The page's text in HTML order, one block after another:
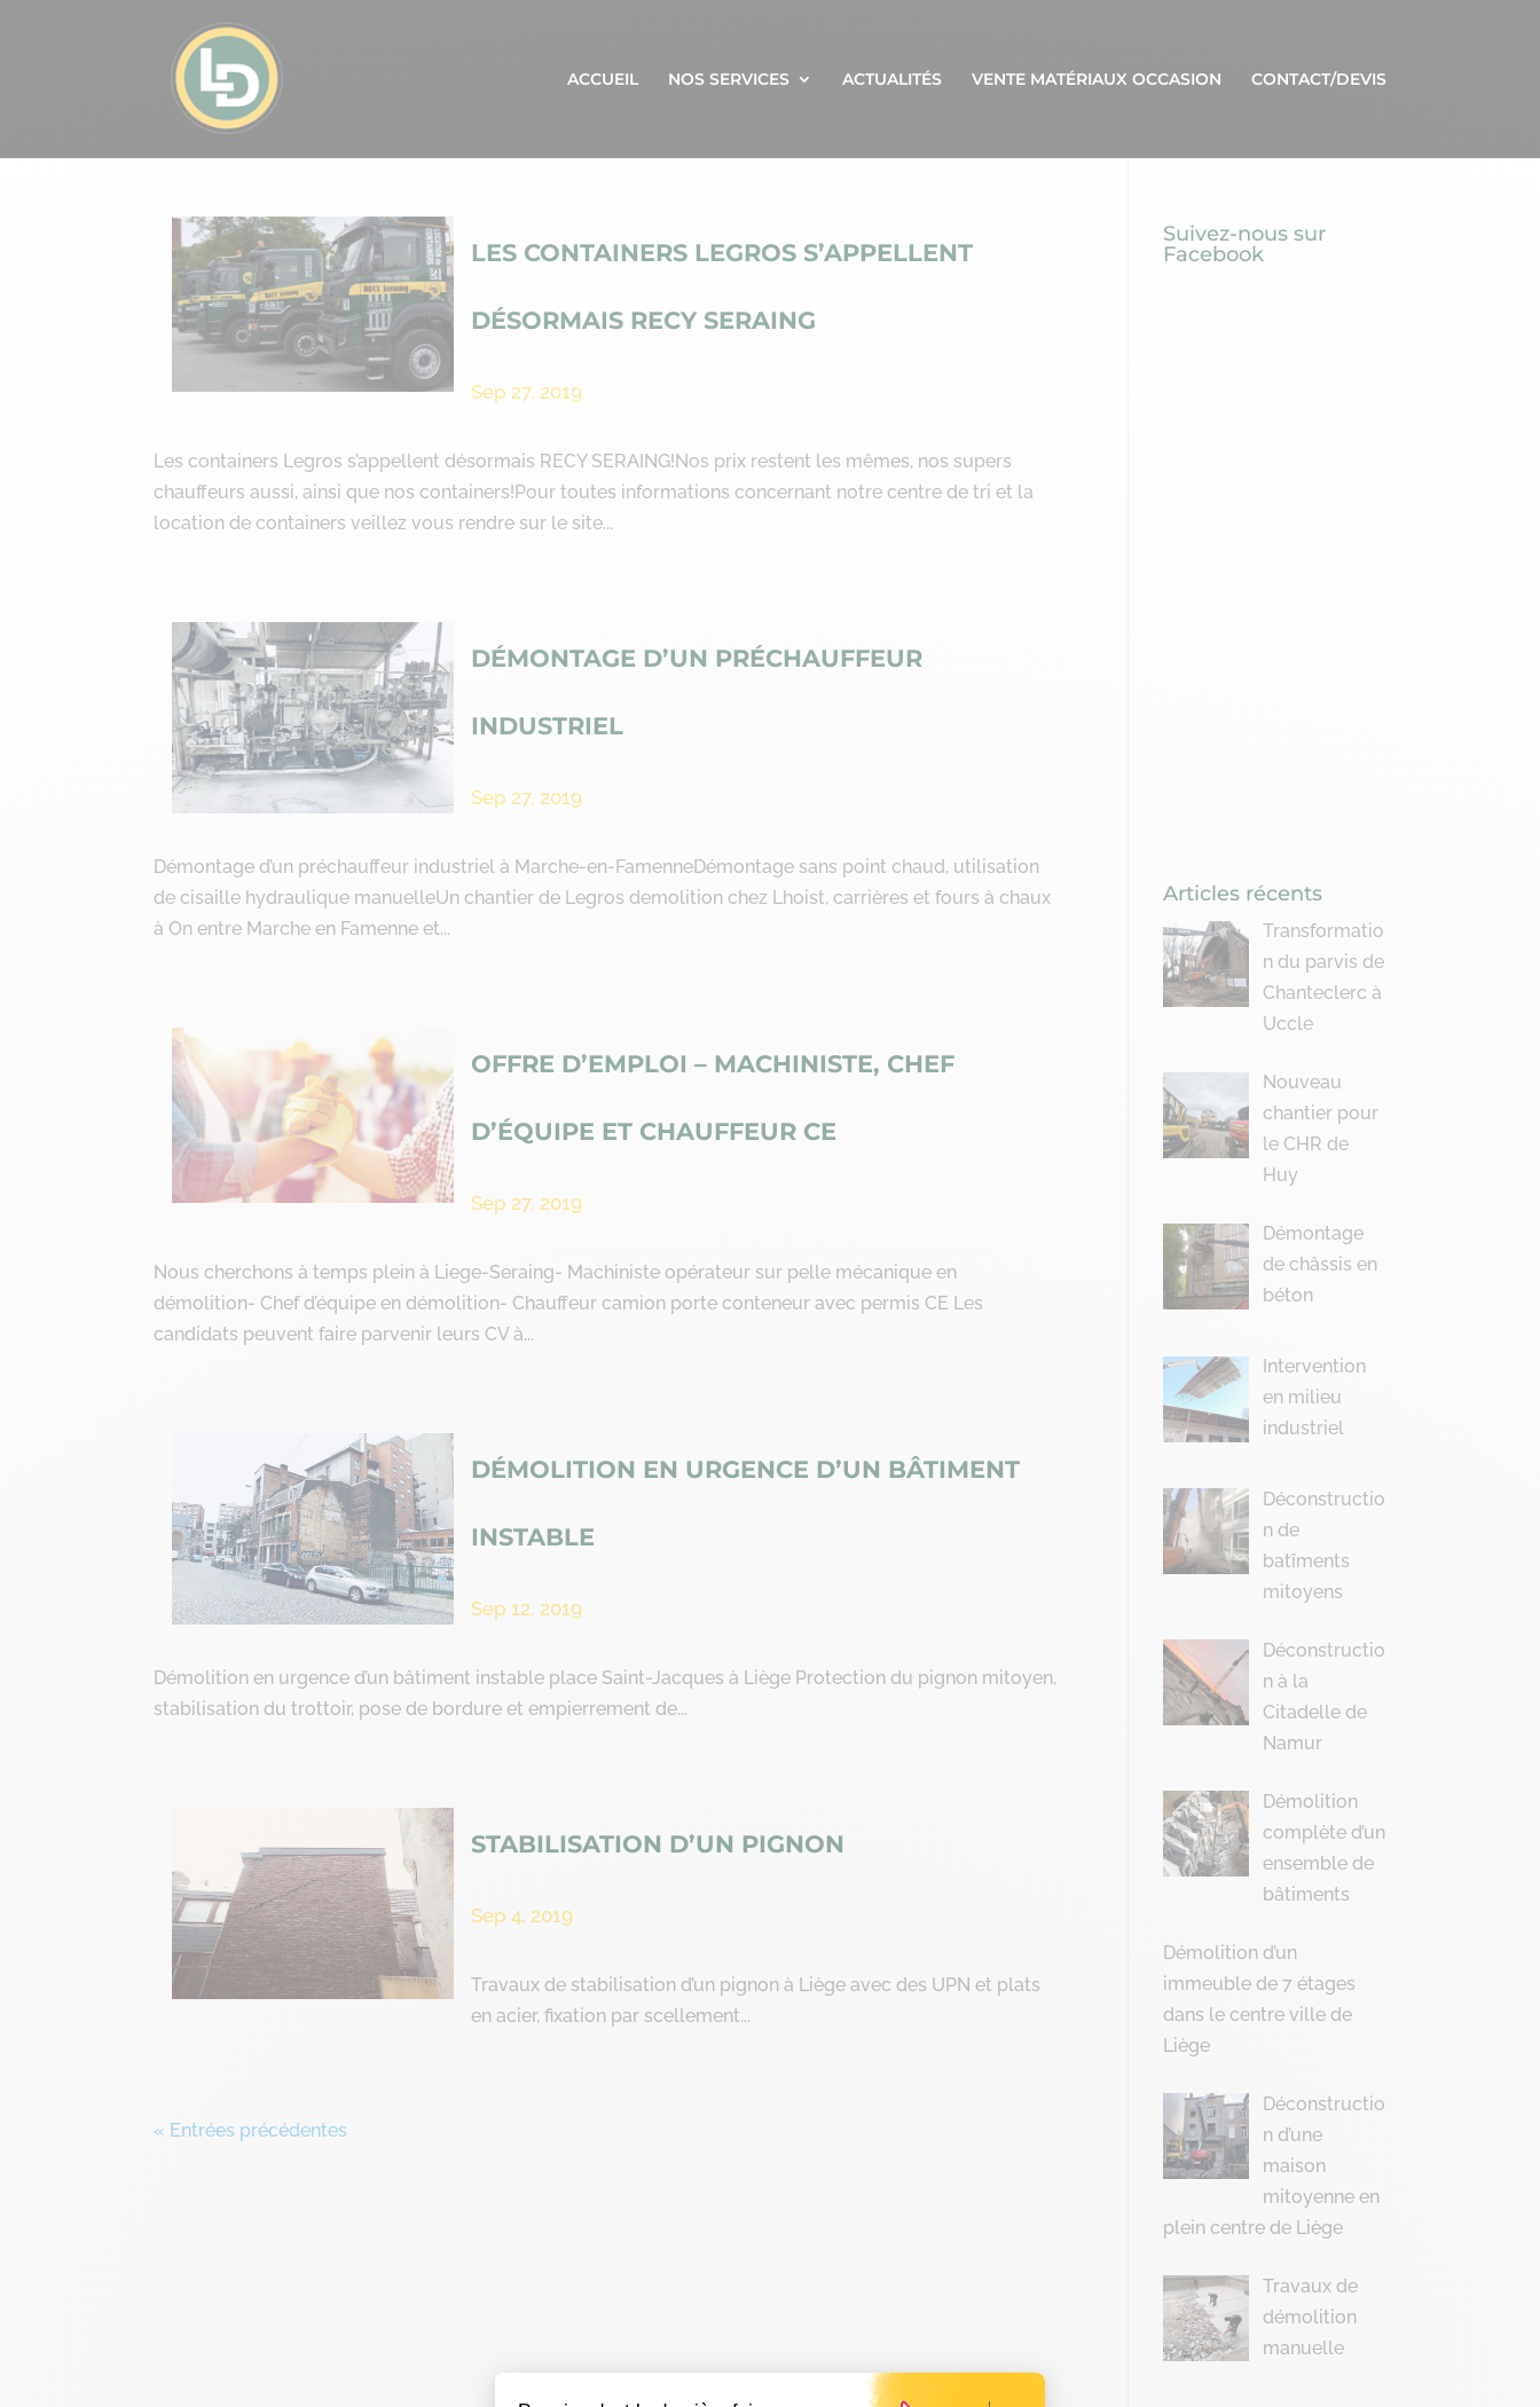
ACCUEIL NOS SERVICES ACTUALITÉS VENTE MATÉRIAUX OCCASION CONTACT/DEVIS
LES CONTAINERS LEGROS S’APPELLENT
DÉSORMAIS RECY SERAING
Sep 27, 2019
Les containers Legros s’appellent désormais RECY SERAING!Nos prix restent les mêmes, nos supers
chauffeurs aussi, ainsi que nos containers!Pour toutes informations concernant notre centre de tri et la
location de containers veillez vous rendre sur le site...
DÉMONTAGE D’UN PRÉCHAUFFEUR
INDUSTRIEL
Sep 27, 2019
Démontage d’un préchauffeur industriel à Marche-en-FamenneDémontage sans point chaud, utilisation
de cisaille hydraulique manuelleUn chantier de Legros demolition chez Lhoist, carrières et fours à chaux
à On entre Marche en Famenne et...
OFFRE D’EMPLOI – MACHINISTE, CHEF
D’ÉQUIPE ET CHAUFFEUR CE
Sep 27, 2019
Nous cherchons à temps plein à Liege-Seraing- Machiniste opérateur sur pelle mécanique en
démolition- Chef d’équipe en démolition- Chauffeur camion porte conteneur avec permis CE Les
candidats peuvent faire parvenir leurs CV à...
DÉMOLITION EN URGENCE D’UN BÂTIMENT
INSTABLE
Sep 12, 2019
Démolition en urgence d’un bâtiment instable place Saint-Jacques à Liège Protection du pignon mitoyen,
stabilisation du trottoir, pose de bordure et empierrement de...
STABILISATION D’UN PIGNON
Sep 4, 2019
Travaux de stabilisation d’un pignon à Liège avec des UPN et plats
en acier, fixation par scellement...
« Entrées précédentes
Suivez-nous sur
Facebook
Articles récents
Transformatio
n du parvis de
Chanteclerc à
Uccle
Nouveau
chantier pour
le CHR de
Huy
Démontage
de châssis en
béton
Intervention
en milieu
industriel
Déconstructio
n de
batîments
mitoyens
Déconstructio
n à la
Citadelle de
Namur
Démolition
complète d’un
ensemble de
bâtiments
Démolition d’un
immeuble de 7 étages
dans le centre ville de
Liège
Déconstructio
n d’une
maison
mitoyenne en
plein centre de Liège
Travaux de
démolition
manuelle